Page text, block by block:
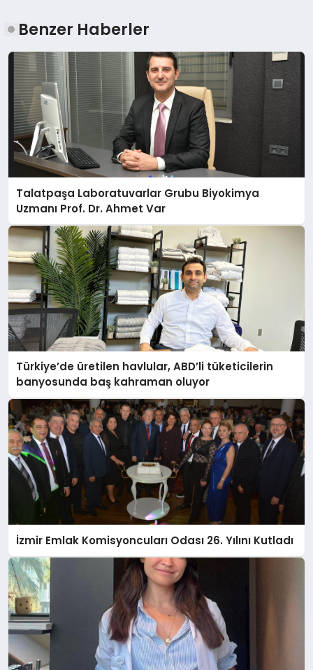
Benzer Haberler
Talatpaşa Laboratuvarlar Grubu Biyokimya
Uzmanı Prof. Dr. Ahmet Var
Türkiye’de üretilen havlular, ABD’li tüketicilerin
banyosunda baş kahraman oluyor
İzmir Emlak Komisyoncuları Odası 26. Yılını Kutladı